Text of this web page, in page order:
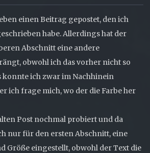
einen Beitrag gepostet, den ich
habe. Allerdings hat der
Abschnitt eine andere
obwohl ich das vorher nicht so
konnte ich zwar im Nachhinein
ich frage mich, wo der die Farbe her
Post nochmal probiert und da
nur für den ersten Abschnitt, eine
Größe eingestellt, obwohl der Text die